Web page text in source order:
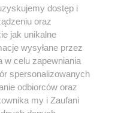
dostęp i
oraz
jak unikalne
wysyłane przez
w celu zapewniania
spersonalizowanych
odbiorców oraz
my i Zaufani